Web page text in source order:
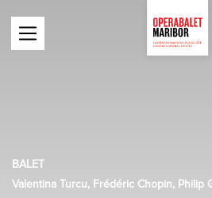
BALET
Valentina Turcu, Frédéric Chopin, Philip